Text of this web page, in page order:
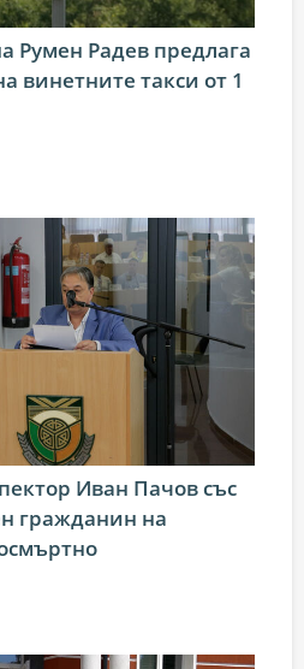
Румен Радев предлага
винетните такси от 1
Иван Пачов със
гражданин на